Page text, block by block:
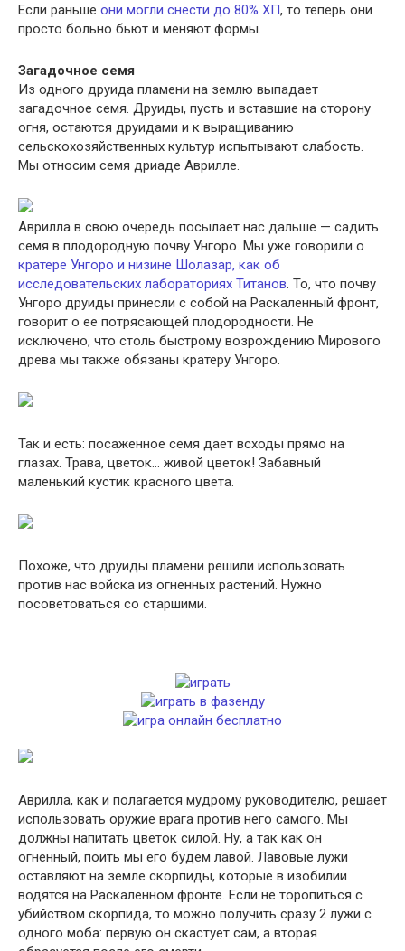
Если раньше они могли снести до 80% ХП, то теперь они
просто больно бьют и меняют формы.
Загадочное семя
Из одного друида пламени на землю выпадает
загадочное семя. Друиды, пусть и вставшие на сторону
огня, остаются друидами и к выращиванию
сельскохозяйственных культур испытывают слабость.
Мы относим семя дриаде Аврилле.
Аврилла в свою очередь посылает нас дальше — садить
семя в плодородную почву Унгоро. Мы уже говорили о
кратере Унгоро и низине Шолазар, как об
исследовательских лабораториях Титанов. То, что почву
Унгоро друиды принесли с собой на Раскаленный фронт,
говорит о ее потрясающей плодородности. Не
исключено, что столь быстрому возрождению Мирового
древа мы также обязаны кратеру Унгоро.
Так и есть: посаженное семя дает всходы прямо на
глазах. Трава, цветок… живой цветок! Забавный
маленький кустик красного цвета.
Похоже, что друиды пламени решили использовать
против нас войска из огненных растений. Нужно
посоветоваться со старшими.
Аврилла, как и полагается мудрому руководителю, решает
использовать оружие врага против него самого. Мы
должны напитать цветок силой. Ну, а так как он
огненный, поить мы его будем лавой. Лавовые лужи
оставляют на земле скорпиды, которые в изобилии
водятся на Раскаленном фронте. Если не торопиться с
убийством скорпида, то можно получить сразу 2 лужи с
одного моба: первую он скастует сам, а вторая